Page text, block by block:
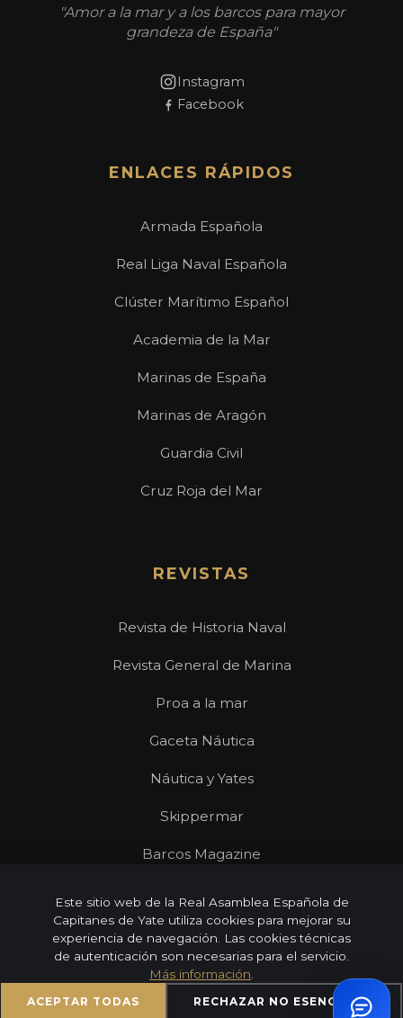
"Amor a la mar y a los barcos para mayor
grandeza de España"
Instagram
Facebook
ENLACES RÁPIDOS
Armada Española
Real Liga Naval Española
Clúster Marítimo Español
Academia de la Mar
Marinas de España
Marinas de Aragón
Guardia Civil
Cruz Roja del Mar
REVISTAS
Revista de Historia Naval
Revista General de Marina
Proa a la mar
Gaceta Náutica
Náutica y Yates
Skippermar
Barcos Magazine
© 2026 Real Asamblea Española de Capitanes de Yate |
Todos los derechos reservados
Este sitio web de la Real Asamblea Española de
Capitanes de Yate utiliza cookies para mejorar su
experiencia de navegación. Las cookies técnicas
de autenticación son necesarias para el servicio.
Más información
ACEPTAR TODAS RECHAZAR NO ESENCIALES